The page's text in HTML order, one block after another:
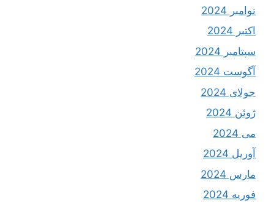
نوامبر 2024
اکتبر 2024
سپتامبر 2024
آگوست 2024
جولای 2024
ژوئن 2024
می 2024
آوریل 2024
مارس 2024
فوریه 2024